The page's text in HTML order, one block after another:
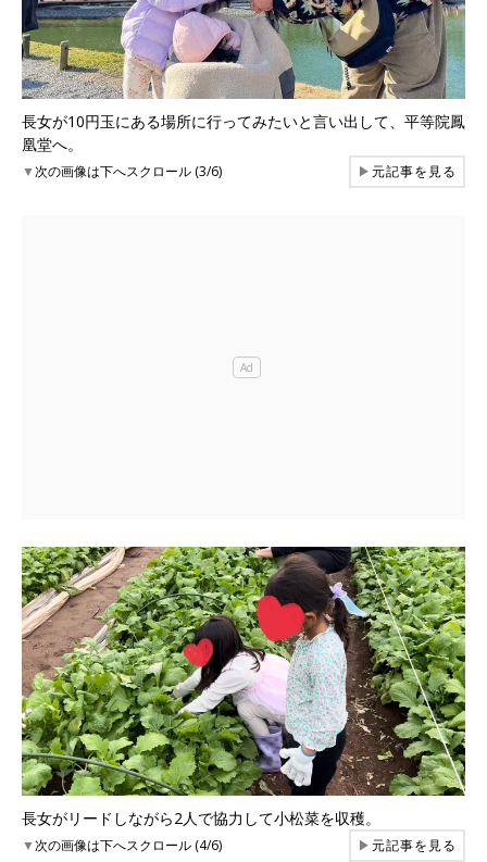
長女が10円玉にある場所に行ってみたいと言い出して、平等院鳳
凰堂へ。
▼次の画像は下へスクロール (3/6) ▶元記事を見る
長女がリードしながら2人で協力して小松菜を収穫。
▼次の画像は下へスクロール (4/6) ▶元記事を見る